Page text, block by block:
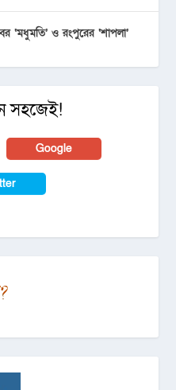
‘মধুমতি’ ও রংপুরের ‘শাপলা’
সহজেই!
Google